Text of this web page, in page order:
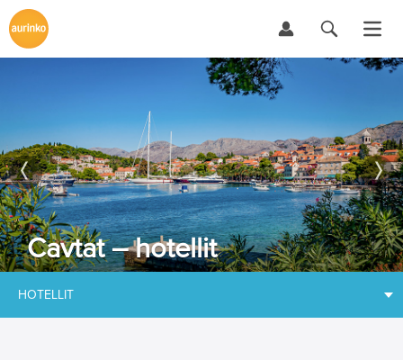
Cavtat – hotellit
HOTELLIT